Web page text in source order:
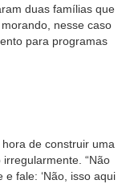
duas famílias que
nesse caso
para programas
de construir uma
“Não
fale: ‘Não, isso aqui